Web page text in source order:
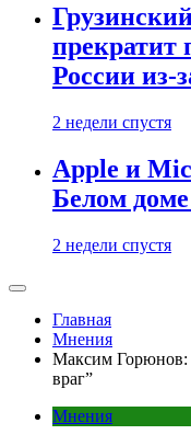
прекратит
России из-
2 недели спустя
Apple и
Белом
2 недели спустя
Главная
Мнения
Максим Горюнов:
враг”
Мнения